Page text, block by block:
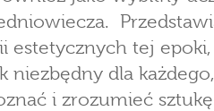
estetycznych tej epoki,
niezbędny dla
i zrozumieć sztukę